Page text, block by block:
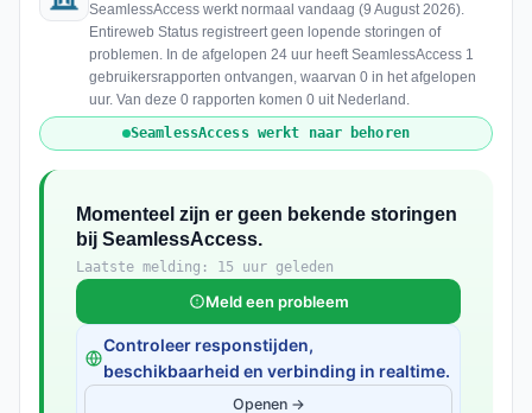
SeamlessAccess werkt normaal vandaag (9 August 2026).
Entireweb Status registreert geen lopende storingen of
problemen. In de afgelopen 24 uur heeft SeamlessAccess 1
gebruikersrapporten ontvangen, waarvan 0 in het afgelopen
uur. Van deze 0 rapporten komen 0 uit Nederland.
SeamlessAccess werkt naar behoren
Momenteel zijn er geen bekende storingen
bij SeamlessAccess.
Laatste melding: 15 uur geleden
Meld een probleem
Controleer responstijden,
beschikbaarheid en verbinding in realtime.
Openen →